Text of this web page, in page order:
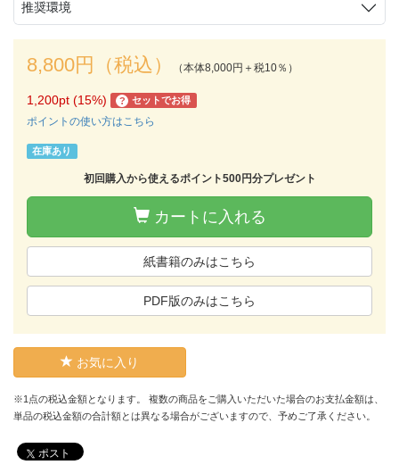
推奨環境
8,800円（税込） （本体8,000円＋税10％）
1,200pt (15%) ? セットでお得
ポイントの使い方はこちら
在庫あり
初回購入から使えるポイント500円分プレゼント
カートに入れる
紙書籍のみはこちら
PDF版のみはこちら
お気に入り
※1点の税込金額となります。 複数の商品をご購入いただいた場合のお支払金額は、
単品の税込金額の合計額とは異なる場合がございますので、予めご了承ください。
ポスト